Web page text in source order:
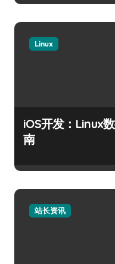
Linux
iOS开发：Linux
南
站长资讯